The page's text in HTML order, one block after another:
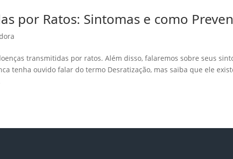
por Ratos: Sintomas e como
transmitidas por ratos. Além disso, falaremos sobre seus
tenha ouvido falar do termo Desratização, mas saiba que ele